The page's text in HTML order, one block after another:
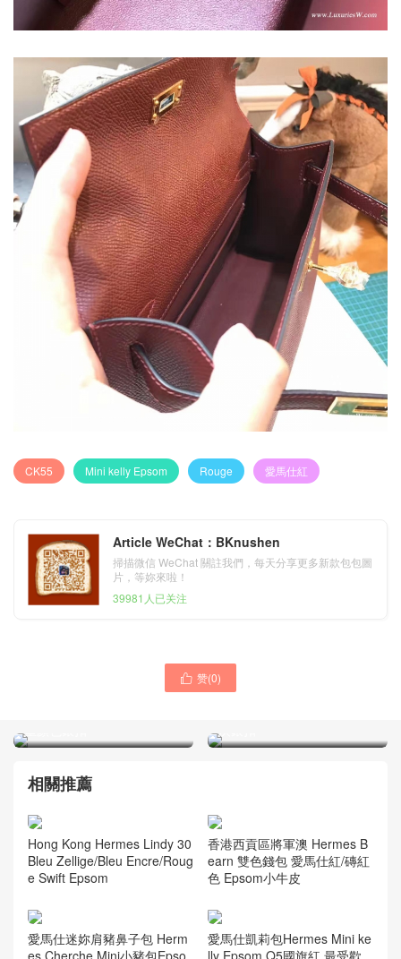
CK55 Mini kelly Epsom Rouge 愛馬仕紅
Article WeChat：BKnushen
掃描微信 WeChat 關註我們，每天分享更多新款包包圖
片，等妳來啦！
39981人已关注
 赞(0)
Hermes Mini Kelly Epsom
愛馬仕 Mini Kelly Epsom 宴
相關推薦
Hong Kong Hermes Lindy 30
Bleu Zellige/Bleu Encre/Roug
e Swift Epsom
香港西貢區將軍澳 Hermes B
earn 雙色錢包 愛馬仕紅/磚紅
色 Epsom小牛皮
愛馬仕迷妳肩豬鼻子包 Herm
es Cherche Mini小豬包Epso
愛馬仕凱莉包Hermes Mini ke
lly Epsom Q5國旗紅 最受歡